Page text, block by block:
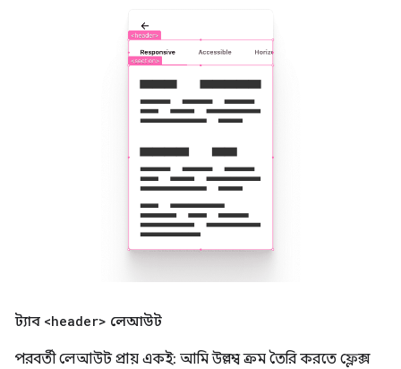
ট্যাব <header> লেআউট
পরবর্তী লেআউট প্রায় একই: আমি উল্লম্ব ক্রম তৈরি করতে ফ্লেক্স